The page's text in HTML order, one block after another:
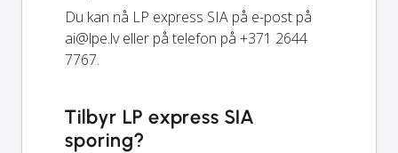
Du kan nå LP express SIA på e-post på
ai@lpe.lveller på telefon på +371 2644
7767.
Tilbyr LP express SIA
sporing?